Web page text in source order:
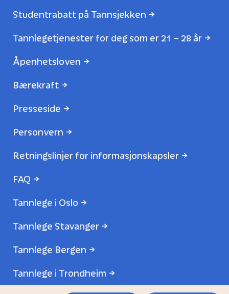
Studentrabatt på Tannsjekken
Tannlegetjenester for deg som er 21 – 28 år
Åpenhetsloven
Bærekraft
Presseside
Personvern
Retningslinjer for informasjonskapsler
FAQ
Tannlege i Oslo
Tannlege Stavanger
Tannlege Bergen
Tannlege i Trondheim